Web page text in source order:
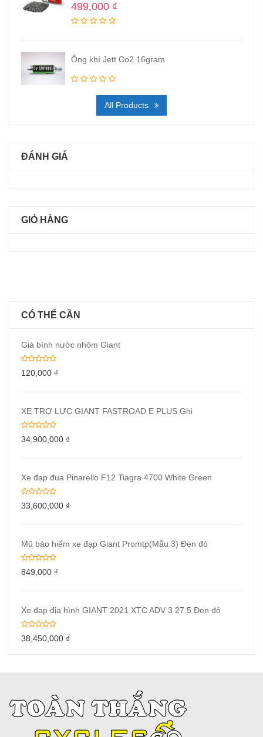
499,000 ₫
Ống khí Jett Co2 16gram
All Products
ĐÁNH GIÁ
GIỎ HÀNG
CÓ THỂ CẦN
Giá bình nước nhôm Giant
120,000 ₫
XE TRỢ LỰC GIANT FASTROAD E PLUS Ghi
34,900,000 ₫
Xe đạp đua Pinarello F12 Tiagra 4700 White Green
33,600,000 ₫
Mũ bảo hiểm xe đạp Giant Promtp(Mẫu 3) Đen đỏ
849,000 ₫
Xe đạp địa hình GIANT 2021 XTC ADV 3 27.5 Đen đỏ
38,450,000 ₫